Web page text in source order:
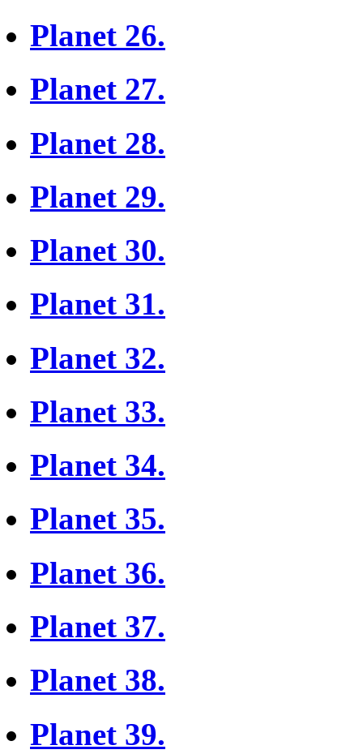
Planet 26.
Planet 27.
Planet 28.
Planet 29.
Planet 30.
Planet 31.
Planet 32.
Planet 33.
Planet 34.
Planet 35.
Planet 36.
Planet 37.
Planet 38.
Planet 39.